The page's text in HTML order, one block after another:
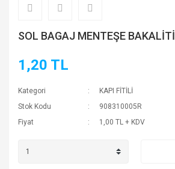
SOL BAGAJ MENTEŞE BAKALİTİ
1,20 TL
Kategori
KAPI FİTİLİ
Stok Kodu
908310005R
Fiyat
1,00 TL + KDV